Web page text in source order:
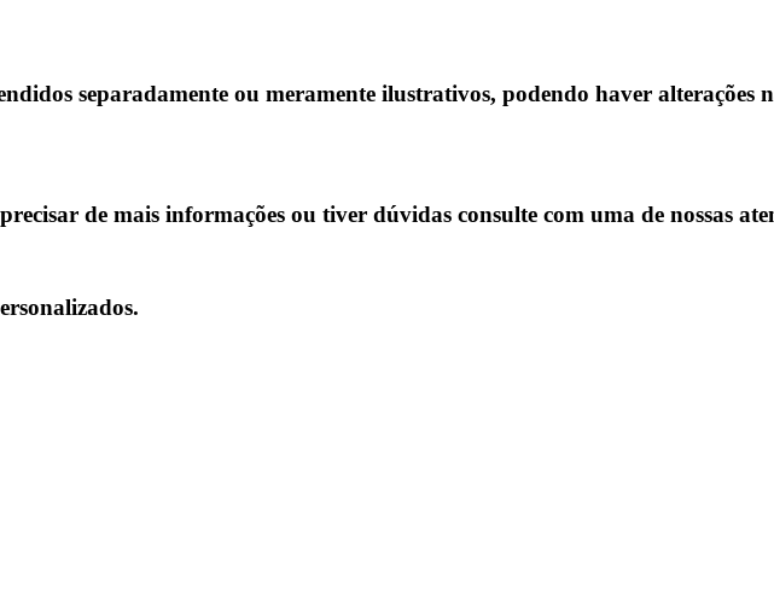
separadamente ou meramente ilustrativos, podendo haver alterações
de mais informações ou tiver dúvidas consulte com uma de nossas